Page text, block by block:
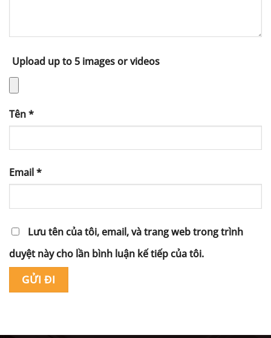
Upload up to 5 images or videos
Tên*
Email*
Lưu tên của tôi, email, và trang web trong trình
duyệt này cho lần bình luận kế tiếp của tôi.